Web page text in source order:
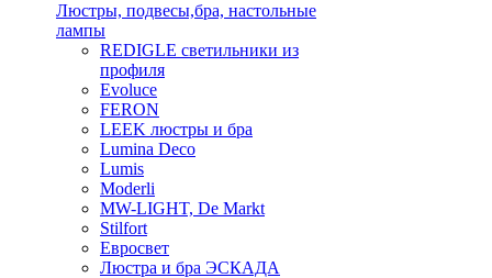
Люстры, подвесы,бра, настольные
лампы
REDIGLE светильники из
профиля
Evoluce
FERON
LEEK люстры и бра
Lumina Deco
Lumis
Moderli
MW-LIGHT, De Markt
Stilfort
Евросвет
Люстра и бра ЭСКАДА